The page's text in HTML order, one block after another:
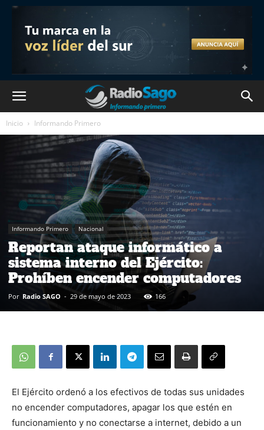
Inicio Informando Primero
Informando Primero Nacional
Reportan ataque informático a
sistema interno del Ejército:
Prohíben encender computadores
Por Radio SAGO - 29 de mayo de 2023 166
El Ejército ordenó a los efectivos de todas sus unidades
no encender computadores, apagar los que estén en
funcionamiento y no conectarse a internet, debido a un